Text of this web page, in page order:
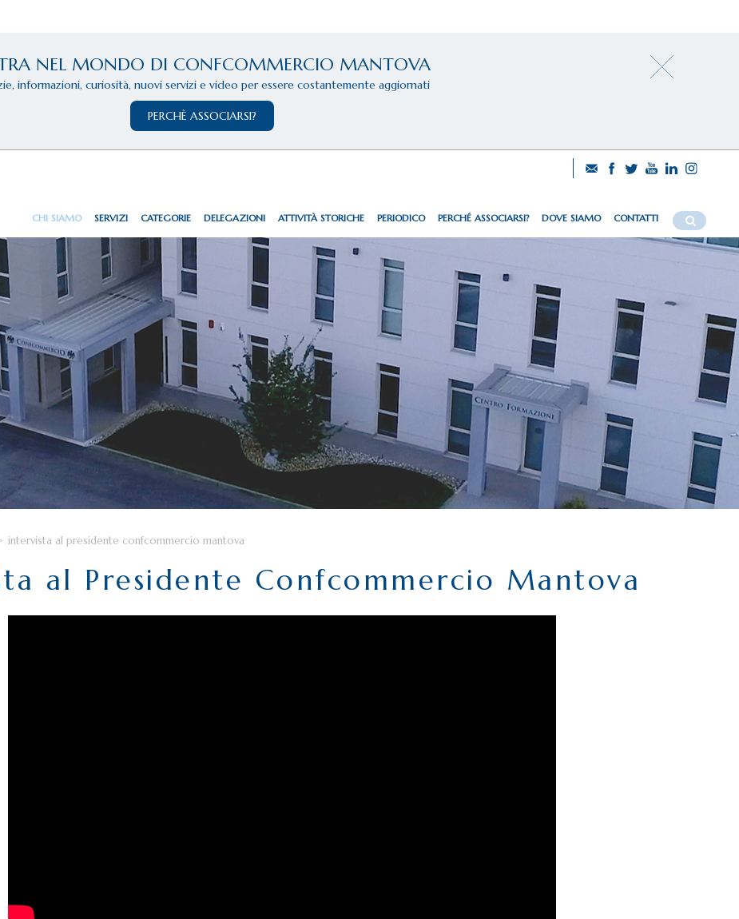
NEL MONDO DI CONFCOMMERCIO MANTOVA
informazioni, curiosità, nuovi servizi e video per essere costantemente aggiornati
PERCHÈ ASSOCIARSI?
CHI SIAMO SERVIZI CATEGORIE DELEGAZIONI ATTIVITÀ STORICHE PERIODICO PERCHÉ ASSOCIARSI? DOVE SIAMO CONTATTI
intervista al presidente confcommercio mantova
al Presidente Confcommercio Mantova